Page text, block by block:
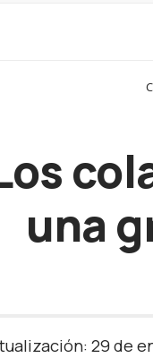
una
29 de